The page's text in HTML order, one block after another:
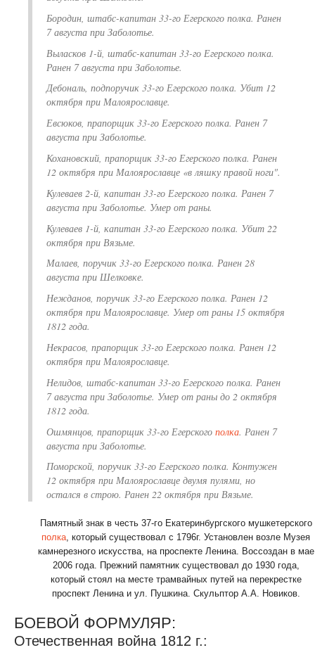
Бородин, штабс-капитан 33-го Егерского полка. Ранен
7 августа при Заболотье.
Выласков 1-й, штабс-капитан 33-го Егерского полка.
Ранен 7 августа при Заболотье.
Дебональ, подпоручик 33-го Егерского полка. Убит 12
октября при Малоярославце.
Евсюков, прапорщик 33-го Егерского полка. Ранен 7
августа при Заболотье.
Кохановский, прапорщик 33-го Егерского полка. Ранен
12 октября при Малоярославце «в ляшку правой ноги".
Кулеваев 2-й, капитан 33-го Егерского полка. Ранен 7
августа при Заболотье. Умер от раны.
Кулеваев 1-й, капитан 33-го Егерского полка. Убит 22
октября при Вязьме.
Малаев, поручик 33-го Егерского полка. Ранен 28
августа при Шелковке.
Нежданов, поручик 33-го Егерского полка. Ранен 12
октября при Малоярославце. Умер от раны 15 октября
1812 года.
Некрасов, прапорщик 33-го Егерского полка. Ранен 12
октября при Малоярославце.
Нелидов, штабс-капитан 33-го Егерского полка. Ранен
7 августа при Заболотье. Умер от раны до 2 октября
1812 года.
Ошмянцов, прапорщик 33-го Егерского полка. Ранен 7
августа при Заболотье.
Поморской, поручик 33-го Егерского полка. Контужен
12 октября при Малоярославце двумя пулями, но
остался в строю. Ранен 22 октября при Вязьме.
Памятный знак в честь 37-го Екатеринбургского мушкетерского
полка, который существовал с 1796г. Установлен возле Музея
камнерезного искусства, на проспекте Ленина. Воссоздан в мае
2006 года. Прежний памятник существовал до 1930 года,
который стоял на месте трамвайных путей на перекрестке
проспект Ленина и ул. Пушкина. Скульптор А.А. Новиков.
БОЕВОЙ ФОРМУЛЯР:
Отечественная война 1812 г.: